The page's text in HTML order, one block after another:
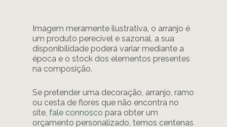
Imagem meramente ilustrativa, o arranjo é
um produto perecível e sazonal, a sua
disponibilidade poderá variar mediante a
época e o stock dos elementos presentes
na composição.
Se pretender uma decoração, arranjo, ramo
ou cesta de flores que não encontra no
site, fale connosco para obter um
orçamento personalizado, temos centenas